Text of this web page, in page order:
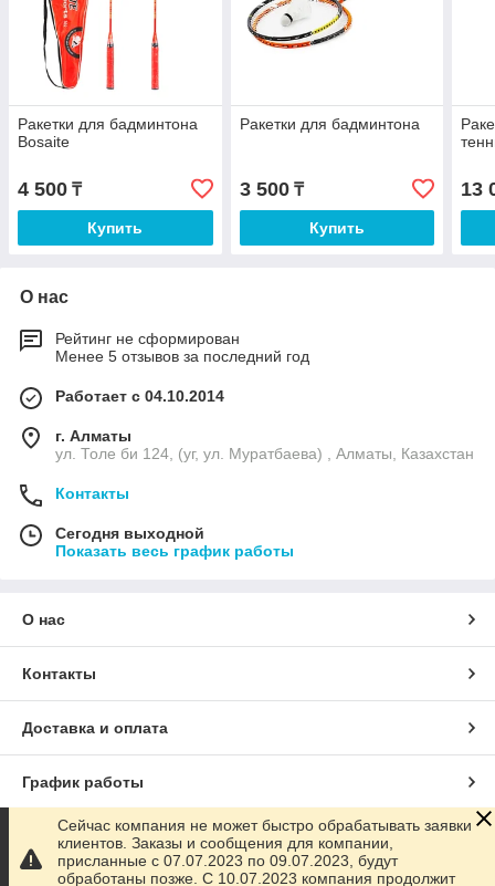
Ракетки для бадминтона
Bosaite
4 500 ₸
Купить
Ракетки для бадминтона
3 500₸
Купить
13
О нас
Рейтинг не сформирован
Менее 5 отзывов за последний год
Работает с 04.10.2014
г. Алматы
ул. Толе би 124, (уг, ул. Муратбаева) , Алматы, Казахстан
Контакты
Сегодня выходной
Показать весь график работы
О нас
Контакты
Доставка и оплата
График работы
Полная версия сайта
Сейчас компания не может быстро обрабатывать заявки
клиентов. Заказы и сообщения для компании,
присланные с 07.07.2023 по 09.07.2023, будут
обработаны позже. С 10.07.2023 компания продолжит